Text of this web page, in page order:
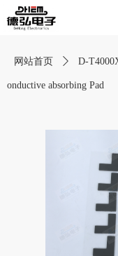
网站首页 ꄲ D-
onductive absorbing Pad